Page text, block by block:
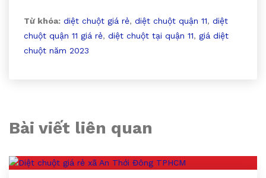
Từ khóa: diệt chuột giá rẻ, diệt chuột quận 11, diệt
chuột quận 11 giá rẻ, diệt chuột tại quận 11, giá diệt
chuột năm 2023
Bài viết liên quan